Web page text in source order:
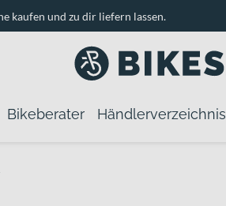
kaufen und zu dir liefern lassen.
Bikeberater Händlerverzeichnis